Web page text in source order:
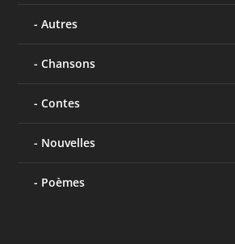
Autres
Chansons
Contes
Nouvelles
Poèmes